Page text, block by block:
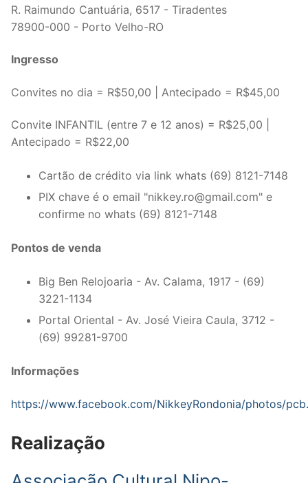
R. Raimundo Cantuária, 6517 - Tiradentes
78900-000 - Porto Velho-RO
Ingresso
Convites no dia = R$50,00 | Antecipado = R$45,00
Convite INFANTIL (entre 7 e 12 anos) = R$25,00 |
Antecipado = R$22,00
Cartão de crédito via link whats (69) 8121-7148
PIX chave é o email "nikkey.ro@gmail.com" e
confirme no whats (69) 8121-7148
Pontos de venda
Big Ben Relojoaria - Av. Calama, 1917 - (69)
3221-1134
Portal Oriental - Av. José Vieira Caula, 3712 -
(69) 99281-9700
Informações
https://www.facebook.com/NikkeyRondonia/photos/
Realização